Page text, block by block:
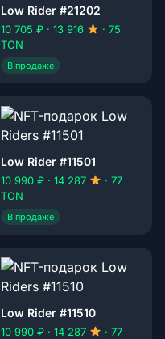
Low Rider #21202
10 705 ₽ · 13 916
· 75
TON
В продаже
Low Rider #11501
10 990 ₽ · 14 287
· 77
TON
В продаже
Low Rider #11510
10 990 ₽ · 14 287
· 77